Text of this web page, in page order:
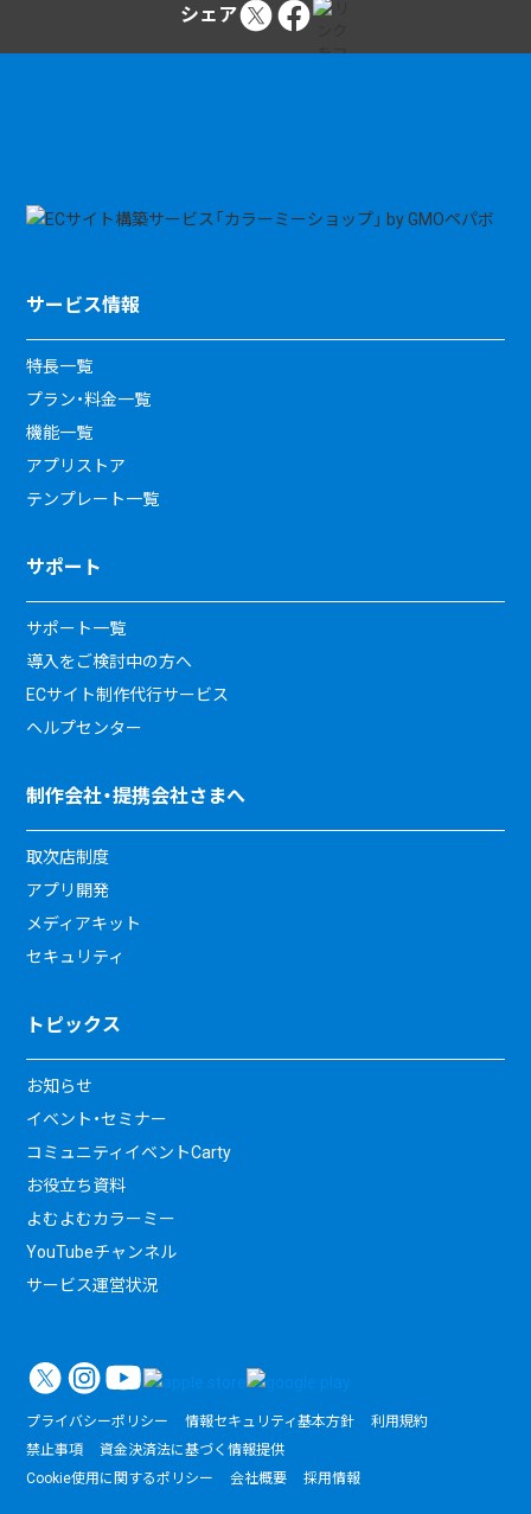
シェア
サービス情報
特長一覧
プラン・料金一覧
機能一覧
アプリストア
テンプレート一覧
サポート
サポート一覧
導入をご検討中の方へ
ECサイト制作代行サービス
ヘルプセンター
制作会社・提携会社さまへ
取次店制度
アプリ開発
メディアキット
セキュリティ
トピックス
お知らせ
イベント・セミナー
コミュニティイベントCarty
お役立ち資料
よむよむカラーミー
YouTubeチャンネル
サービス運営状況
プライバシーポリシー 情報セキュリティ基本方針
利用規約
禁止事項
資金決済法に基づく情報提供
Cookie使用に関するポリシー
会社概要 採用情報